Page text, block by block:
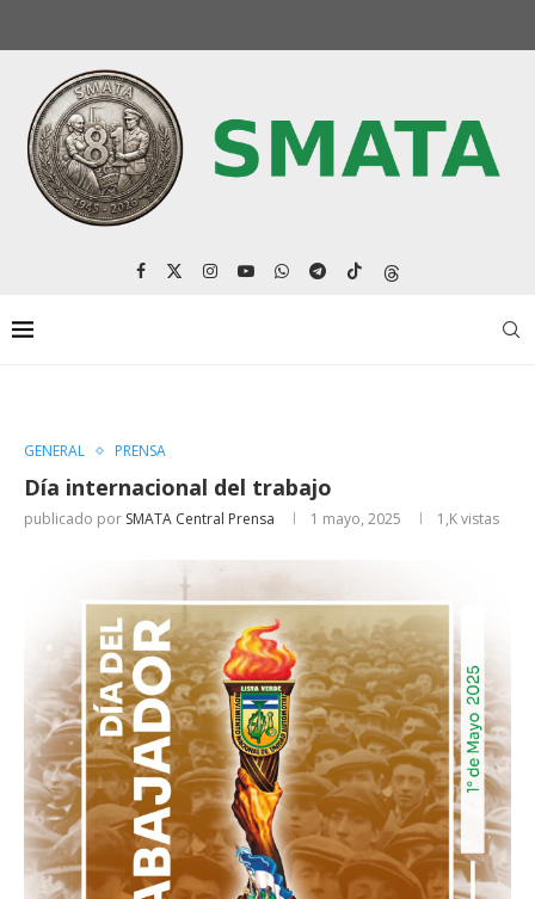
GENERAL PRENSA
Día internacional del trabajo
publicado por SMATA Central Prensa 1 mayo, 2025 1,Kvistas